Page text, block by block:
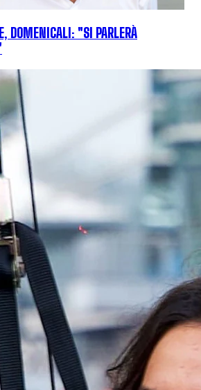
DOMENICALI: "SI PARLERÀ